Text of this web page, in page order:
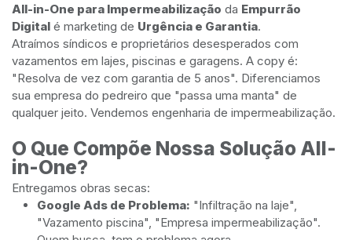
All-in-One para Impermeabilização da Empurrão
Digital é marketing de Urgência e Garantia.
Atraímos síndicos e proprietários desesperados com
vazamentos em lajes, piscinas e garagens. A copy é:
"Resolva de vez com garantia de 5 anos". Diferenciamos
sua empresa do pedreiro que "passa uma manta" de
qualquer jeito. Vendemos engenharia de impermeabilização.
O Que Compõe Nossa Solução All-
in-One?
Entregamos obras secas:
Google Ads de Problema: "Infiltração na laje",
"Vazamento piscina", "Empresa impermeabilização".